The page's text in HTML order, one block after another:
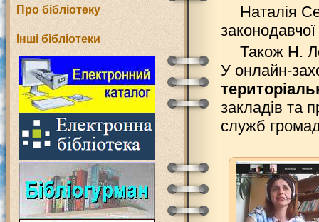
Про бібліотеку
Інші бібліотеки
Наталія
Також Н.
У онлайн-
закладів та
служб